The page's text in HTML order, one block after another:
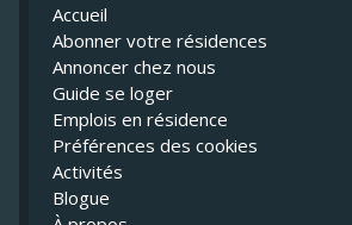
Accueil
Abonner votre résidences
Annoncer chez nous
Guide se loger
Emplois en résidence
Préférences des cookies
Activités
Blogue